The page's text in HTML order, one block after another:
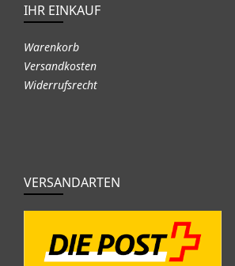
IHR EINKAUF
Warenkorb
Versandkosten
Widerrufsrecht
VERSANDARTEN